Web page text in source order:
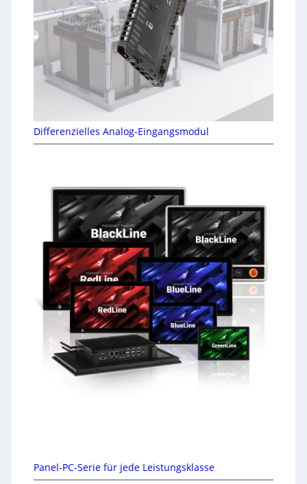
Differenzielles Analog-Eingangsmodul
Panel-PC-Serie für jede Leistungsklasse